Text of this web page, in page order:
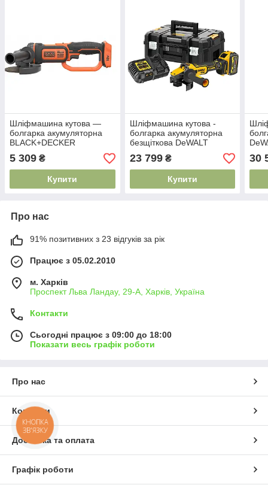
Шліфмашина кутова —
болгарка акумуляторна
BLACK+DECKER
BCG720N
5 309 ₴
Купити
Шліфмашина кутова -
болгарка акумуляторна
безщіткова DeWALT
DCG409T1
23 799₴
Купити
30
Про нас
91% позитивних з 23 відгуків за рік
Працює з 05.02.2010
м. Харків
Проспект Льва Ландау, 29-А, Харків, Україна
Контакти
Сьогодні працює з 09:00 до 18:00
Показати весь графік роботи
Про нас
Контакти
Доставка та оплата
Графік роботи
КНОПКА
ЗВ'ЯЗКУ